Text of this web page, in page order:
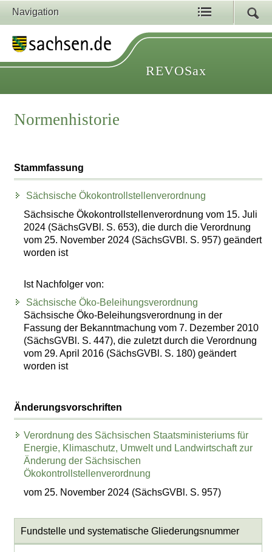
Navigation
REVOSax
Normenhistorie
Stammfassung
Sächsische Ökokontrollstellenverordnung
Sächsische Ökokontrollstellenverordnung vom 15. Juli
2024 (SächsGVBl. S. 653), die durch die Verordnung
vom 25. November 2024 (SächsGVBl. S. 957) geändert
worden ist
Ist Nachfolger von:
Sächsische Öko-Beleihungsverordnung
Sächsische Öko-Beleihungsverordnung in der
Fassung der Bekanntmachung vom 7. Dezember 2010
(SächsGVBl. S. 447), die zuletzt durch die Verordnung
vom 29. April 2016 (SächsGVBl. S. 180) geändert
worden ist
Änderungsvorschriften
Verordnung des Sächsischen Staatsministeriums für
Energie, Klimaschutz, Umwelt und Landwirtschaft zur
Änderung der Sächsischen
Ökokontrollstellenverordnung
vom 25. November 2024 (SächsGVBl. S. 957)
Fundstelle und systematische Gliederungsnummer